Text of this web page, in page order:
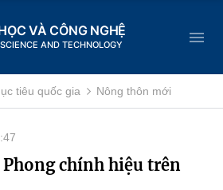
VÀ CÔNG NGHỆ
AND TECHNOLOGY
tiêu quốc gia Nông thôn mới
Phong chính hiệu trên